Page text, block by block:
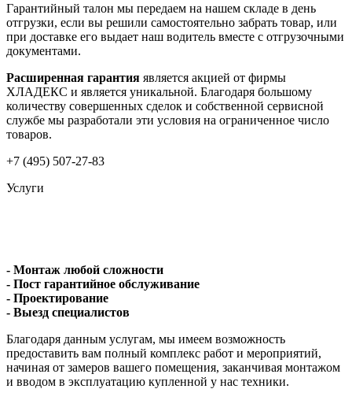
Гарантийный талон мы передаем на нашем складе в день
отгрузки, если вы решили самостоятельно забрать товар, или
при доставке его выдает наш водитель вместе с отгрузочными
документами.
Расширенная гарантия является акцией от фирмы
ХЛАДЕКС и является уникальной. Благодаря большому
количеству совершенных сделок и собственной сервисной
службе мы разработали эти условия на ограниченное число
товаров.
+7 (495) 507-27-83
Услуги
- Монтаж любой сложности
- Пост гарантийное обслуживание
- Проектирование
- Выезд специалистов
Благодаря данным услугам, мы имеем возможность
предоставить вам полный комплекс работ и мероприятий,
начиная от замеров вашего помещения, заканчивая монтажом
и вводом в эксплуатацию купленной у нас техники.